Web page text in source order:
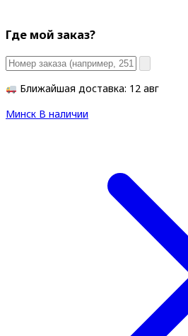
Где мой заказ?
Ближайшая доставка: 12 авг
Минск В наличии